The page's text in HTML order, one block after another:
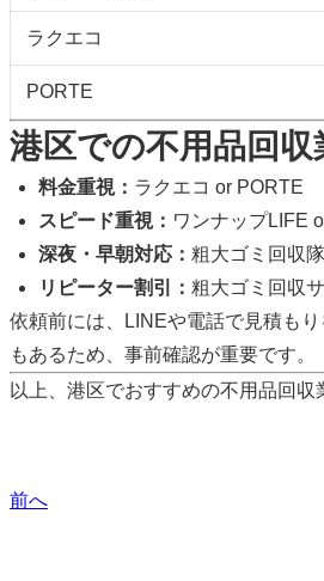
ラクエコ
PORTE
港区での不用品回
料金重視： ラクエコ or PORTE
スピード重視： ワンナップLIFE
深夜・早朝対応： 粗大ゴミ回収隊
リピーター割引： 粗大ゴミ回収
依頼前には、LINEや電話で見積も
もあるため、事前確認が重要です。
以上、港区でおすすめの不用品回
前へ